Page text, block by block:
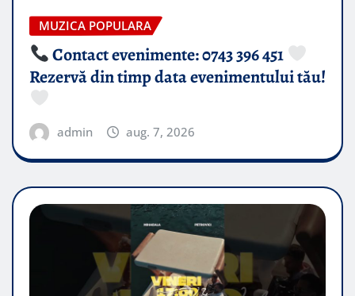
MUZICA POPULARA
Contact evenimente: 0743 396 451
Rezervă din timp data evenimentului tău!
admin aug. 7, 2026